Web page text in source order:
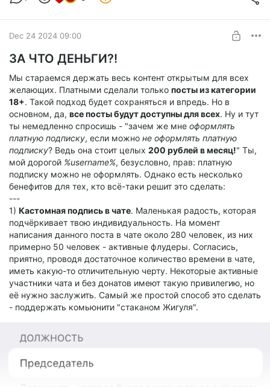
Dec 24 2024 09:00
ЗА ЧТО ДЕНЬГИ?!
Мы стараемся держать весь контент открытым для всех
желающих. Платными сделали только посты из категории
18+. Такой подход будет сохраняться и впредь. Но в
основном, да, все посты будут доступны для всех. Ну и тут
ты немедленно спросишь - "зачем же мне оформлять
платную подписку, если можно не оформлять платную
подписку? Ведь она стоит целых 200 рублей в месяц!" Ты,
мой дорогой %username%, безусловно, прав: платную
подписку можно не оформлять. Однако есть несколько
бенефитов для тех, кто всё-таки решит это сделать:
---
1) Кастомная подпись в чате. Маленькая радость, которая
подчёркивает твою индивидуальность. На момент
написания данного поста в чате около 280 человек, из них
примерно 50 человек - активные флудеры. Согласись,
приятно, проводя достаточное количество времени в чате,
иметь какую-то отличительную черту. Некоторые активные
участники чата и без донатов имеют такую привилегию, но
её нужно заслужить. Самый же простой способ это сделать
- поддержать комьюнити "стаканом Жигуля".